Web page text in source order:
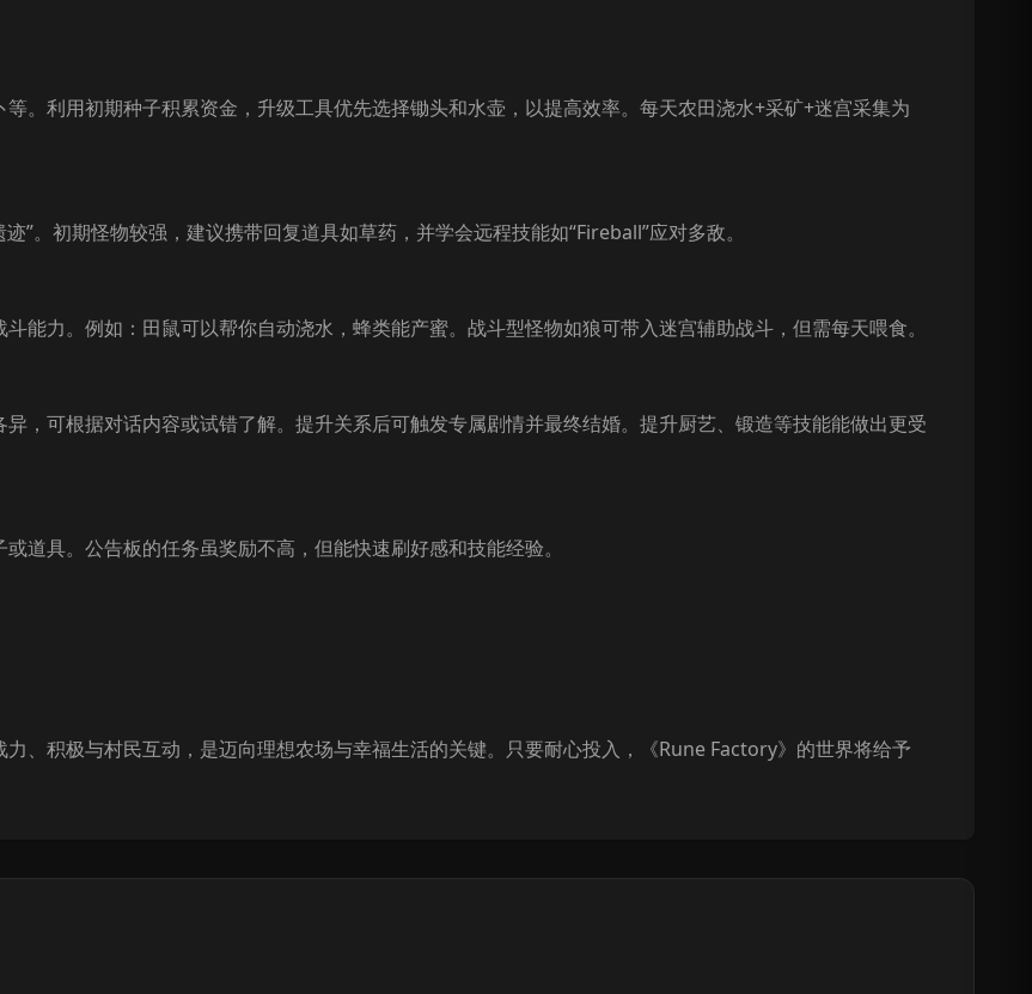
。利用初期种子积累资金，升级工具优先选择锄头和水壶，以提高效率。每天农田浇水+采矿+迷宫采集为
”。初期怪物较强，建议携带回复道具如草药，并学会远程技能如“Fireball”应对多敌。
能力。例如：田鼠可以帮你自动浇水，蜂类能产蜜。战斗型怪物如狼可带入迷宫辅助战斗，但需每天喂食。
，可根据对话内容或试错了解。提升关系后可触发专属剧情并最终结婚。提升厨艺、锻造等技能能做出更受
道具。公告板的任务虽奖励不高，但能快速刷好感和技能经验。
、积极与村民互动，是迈向理想农场与幸福生活的关键。只要耐心投入，《Rune Factory》的世界将给予